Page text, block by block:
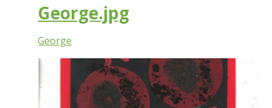
George.jpg
George